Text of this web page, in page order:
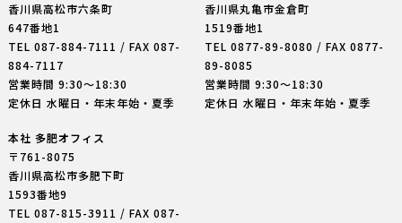
香川県高松市六条町
647番地1
TEL 087-884-7111 / FAX 087-
884-7117
営業時間 9:30〜18:30
定休日 水曜日・年末年始・夏季
香川県丸亀市金倉町
1519番地1
TEL0877-89-8080 / FAX 0877-
89-8085
営業時間 9:30〜18:30
定休日 水曜日・年末年始・夏季
本社 多肥オフィス
〒761-8075
香川県高松市多肥下町
1593番地9
TEL 087-815-3911 / FAX 087-